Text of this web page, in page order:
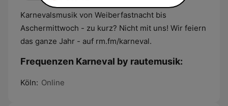
Karnevalsmusik von Weiberfastnacht bis
Aschermittwoch - zu kurz? Nicht mit uns! Wir feiern
das ganze Jahr - auf rm.fm/karneval.
Frequenzen Karneval by rautemusik:
Köln: Online